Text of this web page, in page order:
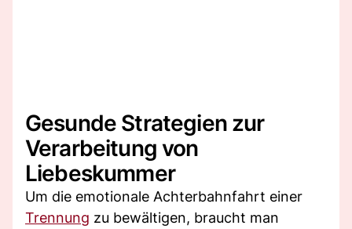
Gesunde Strategien zur
Verarbeitung von
Liebeskummer
Um die emotionale Achterbahnfahrt einer
Trennung zu bewältigen, braucht man